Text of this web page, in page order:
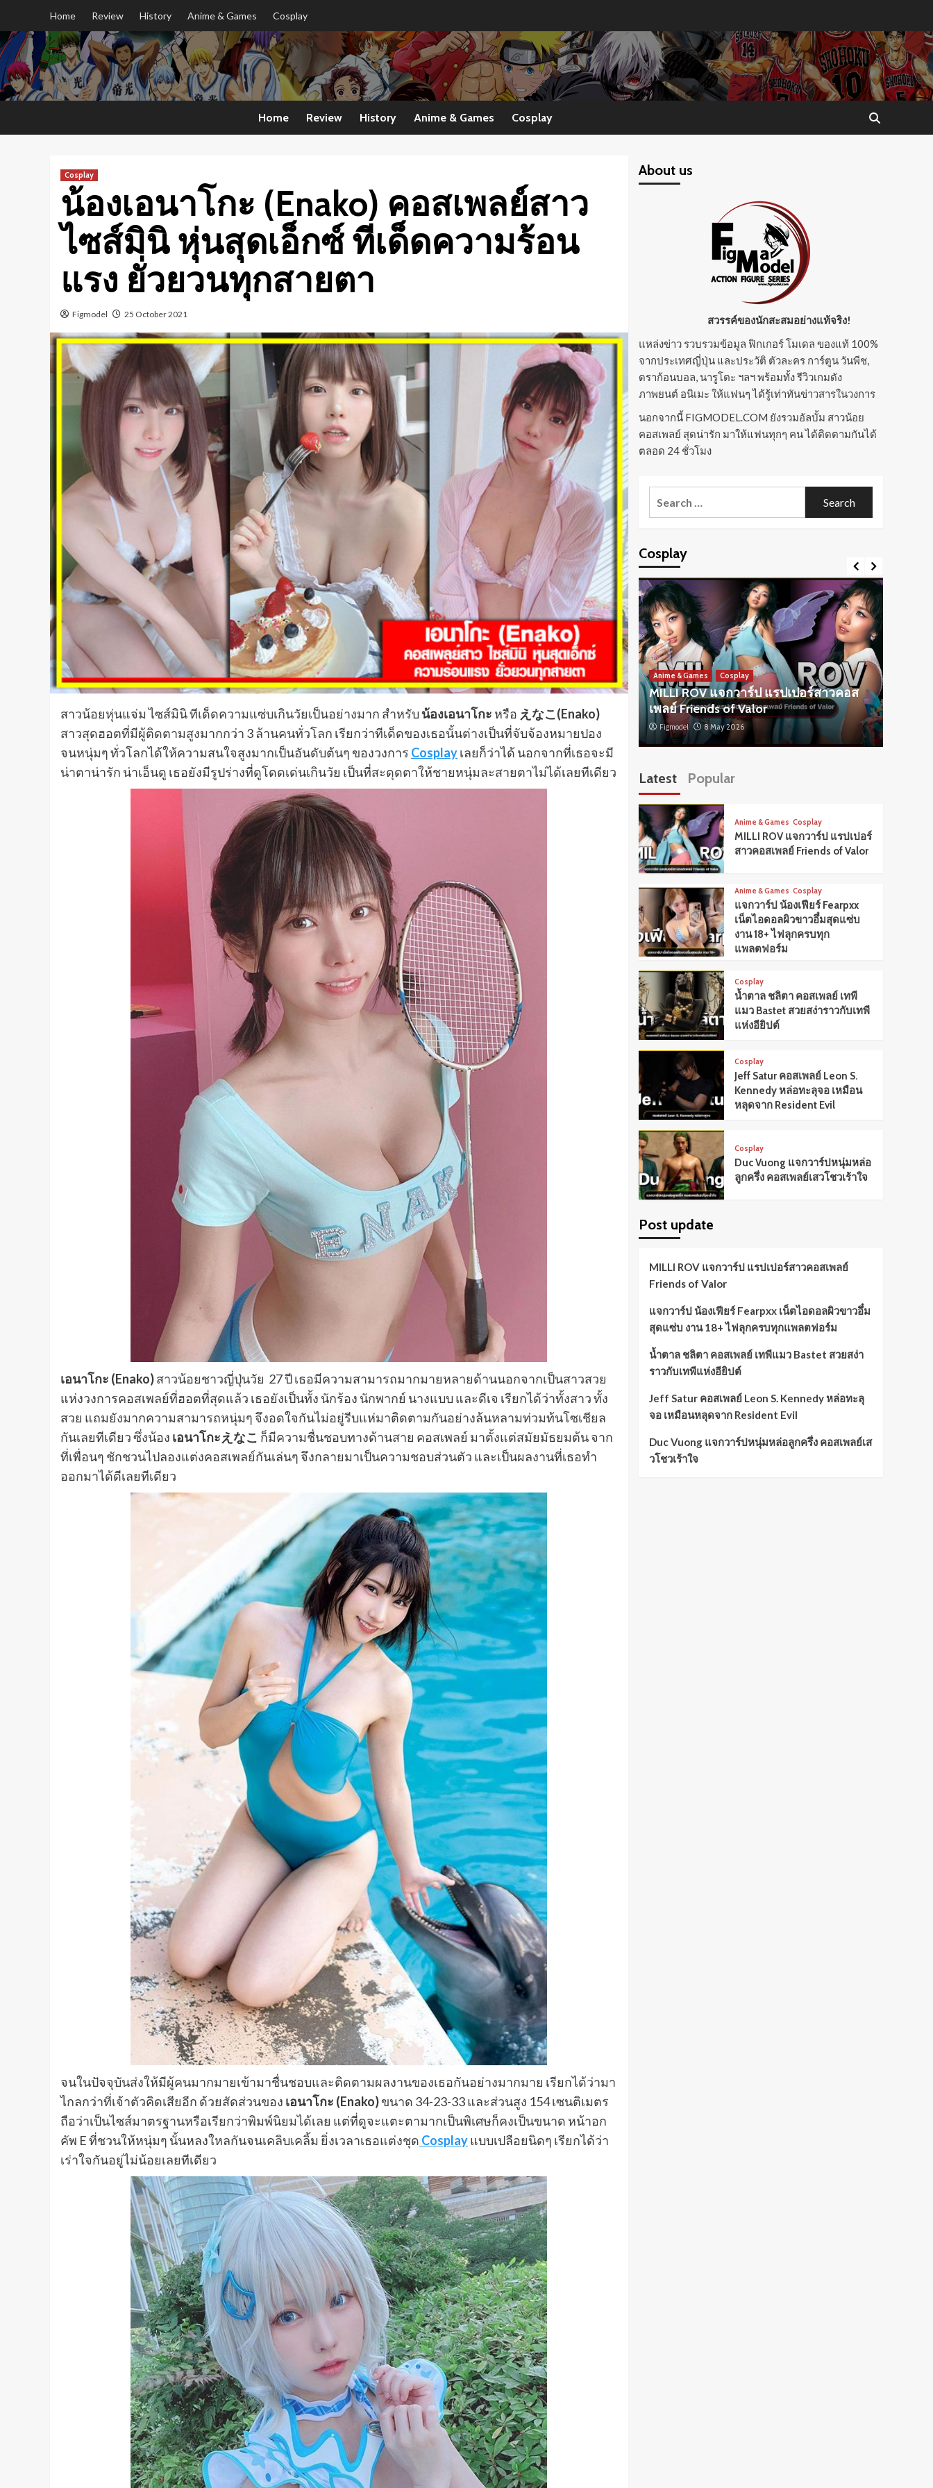
content
Home Review History Anime & Games Cosplay
Home Review History Anime & Games Cosplay
Cosplay
น้องเอนาโกะ (Enako) คอสเพลย์สาว
ไซส์มินิ หุ่นสุดเอ็กซ์ ทีเด็ดความร้อน
แรง ยั่วยวนทุกสายตา
Figmodel 25 October 2021
สาวน้อยหุ่นแจ่ม ไซส์มินิ ทีเด็ดความแซ่บเกินวัยเป็นอย่างมาก สำหรับน้องเอนาโกะ หรือ えなこ(Enako)
สาวสุดฮอตที่มีผู้ติดตามสูงมากกว่า 3 ล้านคนทั่วโลก เรียกว่าทีเด็ดของเธอนั้นต่างเป็นที่จับจ้องหมายปอง
จนหนุ่มๆ ทั่วโลกได้ให้ความสนใจสูงมากเป็นอันดับต้นๆ ของวงการ Cosplayเลยก็ว่าได้ นอกจากที่เธอจะมี
น่าตาน่ารัก น่าเอ็นดู เธอยังมีรูปร่างที่ดูโดดเด่นเกินวัย เป็นที่สะดุดตาให้ชายหนุ่มละสายตาไม่ได้เลยทีเดียว
เอนาโกะ (Enako)สาวน้อยชาวญี่ปุ่นวัย 27 ปี เธอมีความสามารถมากมายหลายด้านนอกจากเป็นสาวสวย
แห่งวงการคอสเพลย์ที่ฮอตที่สุดแล้ว เธอยังเป็นทั้ง นักร้อง นักพากย์ นางแบบ และดีเจ เรียกได้ว่าทั้งสาว ทั้ง
สวย แถมยังมากความสามารถหนุ่มๆ จึงอดใจกันไม่อยู่รีบแห่มาติดตามกันอย่างล้นหลามท่วมท้นโซเชียล
กันเลยทีเดียว ซึ่งน้อง เอนาโกะえなこ ก็มีความชื่นชอบทางด้านสาย คอสเพลย์ มาตั้งแต่สมัยมัธยมต้น จาก
ที่เพื่อนๆ ชักชวนไปลองแต่งคอสเพลย์กันเล่นๆ จึงกลายมาเป็นความชอบส่วนตัว และเป็นผลงานที่เธอทำ
ออกมาได้ดีเลยทีเดียว
จนในปัจจุบันส่งให้มีผู้คนมากมายเข้ามาชื่นชอบและติดตามผลงานของเธอกันอย่างมากมาย เรียกได้ว่ามา
ไกลกว่าที่เจ้าตัวคิดเสียอีก ด้วยสัดส่วนของ เอนาโกะ (Enako)ขนาด 34-23-33 และส่วนสูง 154 เซนติเมตร
ถือว่าเป็นไซส์มาตรฐานหรือเรียกว่าพิมพ์นิยมได้เลย แต่ที่ดูจะแตะตามากเป็นพิเศษก็คงเป็นขนาด หน้าอก
คัพ E ที่ชวนให้หนุ่มๆ นั้นหลงใหลกันจนเคลิบเคลิ้ม ยิ่งเวลาเธอแต่งชุด Cosplayแบบเปลือยนิดๆ เรียกได้ว่า
เร่าใจกันอยู่ไม่น้อยเลยทีเดียว
About us
สวรรค์ของนักสะสมอย่างแท้จริง!
แหล่งข่าว รวบรวมข้อมูล ฟิกเกอร์ โมเดล ของแท้ 100%
จากประเทศญี่ปุ่น และประวัติ ตัวละคร การ์ตูน วันพีช,
ดราก้อนบอล, นารูโตะ ฯลฯ พร้อมทั้ง รีวิวเกมดัง
ภาพยนต์ อนิเมะ ให้แฟนๆ ได้รู้เท่าทันข่าวสารในวงการ
นอกจากนี้ FIGMODEL.COM ยังรวมอัลบั้ม สาวน้อย
คอสเพลย์ สุดน่ารัก มาให้แฟนทุกๆ คน ได้ติดตามกันได้
ตลอด 24 ชั่วโมง
Cosplay
Cosplay
Duc Vuong แจกวาร์ปหนุ่มหล่อลูกครึ่ง
คอสเพลย์เสวโชวเร้าใจ
20 August 2025
Anime & Games Cosplay
MILLI ROV แจกวาร์ป แรปเปอร์สาวคอส
เพลย์ Friends of Valor
Figmodel 8 May 2026
Latest Popular
Anime & Games Cosplay
MILLI ROV แจกวาร์ป แรปเปอร์
สาวคอสเพลย์ Friends of Valor
Anime & Games Cosplay
แจกวาร์ป น้องเฟียร์ Fearpxx
เน็ตไอดอลผิวขาวอึ๋มสุดแซ่บ
งาน 18+ ไฟลุกครบทุก
แพลตฟอร์ม
Cosplay
น้ำตาล ชลิตา คอสเพลย์ เทพี
แมว Bastet สวยสง่าราวกับเทพี
แห่งอียิปต์
Cosplay
Jeff Satur คอสเพลย์ Leon S.
Kennedy หล่อทะลุจอ เหมือน
หลุดจาก Resident Evil
Cosplay
Duc Vuong แจกวาร์ปหนุ่มหล่อ
ลูกครึ่ง คอสเพลย์เสวโชวเร้าใจ
Post update
MILLI ROV แจกวาร์ป แรปเปอร์สาวคอสเพลย์
Friends of Valor
แจกวาร์ป น้องเฟียร์ Fearpxx เน็ตไอดอลผิวขาวอึ๋ม
สุดแซ่บ งาน 18+ ไฟลุกครบทุกแพลตฟอร์ม
น้ำตาล ชลิตา คอสเพลย์ เทพีแมว Bastet สวยสง่า
ราวกับเทพีแห่งอียิปต์
Jeff Satur คอสเพลย์ Leon S. Kennedy หล่อทะลุ
จอ เหมือนหลุดจาก Resident Evil
Duc Vuong แจกวาร์ปหนุ่มหล่อลูกครึ่ง คอสเพลย์เส
วโชวเร้าใจ